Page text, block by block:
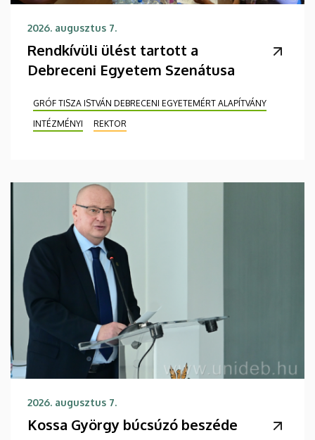
2026. augusztus 7.
Rendkívüli ülést tartott a
Debreceni Egyetem Szenátusa
GRÓF TISZA ISTVÁN DEBRECENI EGYETEMÉRT ALAPÍTVÁNY
INTÉZMÉNYI
REKTOR
2026. augusztus 7.
Kossa György búcsúzó beszéde